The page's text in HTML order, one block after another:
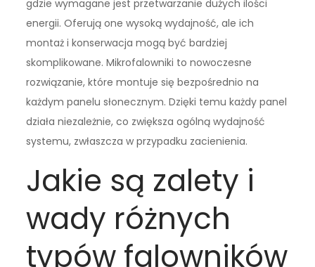
gdzie wymagane jest przetwarzanie dużych ilości
energii. Oferują one wysoką wydajność, ale ich
montaż i konserwacja mogą być bardziej
skomplikowane. Mikrofalowniki to nowoczesne
rozwiązanie, które montuje się bezpośrednio na
każdym panelu słonecznym. Dzięki temu każdy panel
działa niezależnie, co zwiększa ogólną wydajność
systemu, zwłaszcza w przypadku zacienienia.
Jakie są zalety i
wady różnych
typów falowników